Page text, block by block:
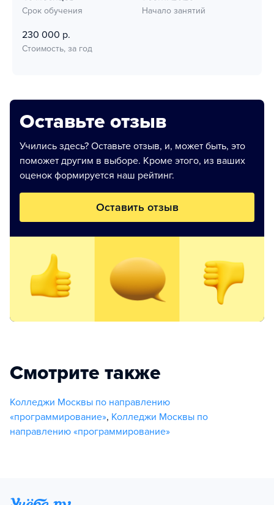
Срок обучения Начало занятий
230 000 р.
Стоимость, за год
Оставьте отзыв
Учились здесь? Оставьте отзыв, и, может быть, это
поможет другим в выборе. Кроме этого, из ваших
оценок формируется наш рейтинг.
Оставить отзыв
Смотрите также
Колледжи Москвы по направлению
«программирование», Колледжи Москвы по
направлению «программирование»